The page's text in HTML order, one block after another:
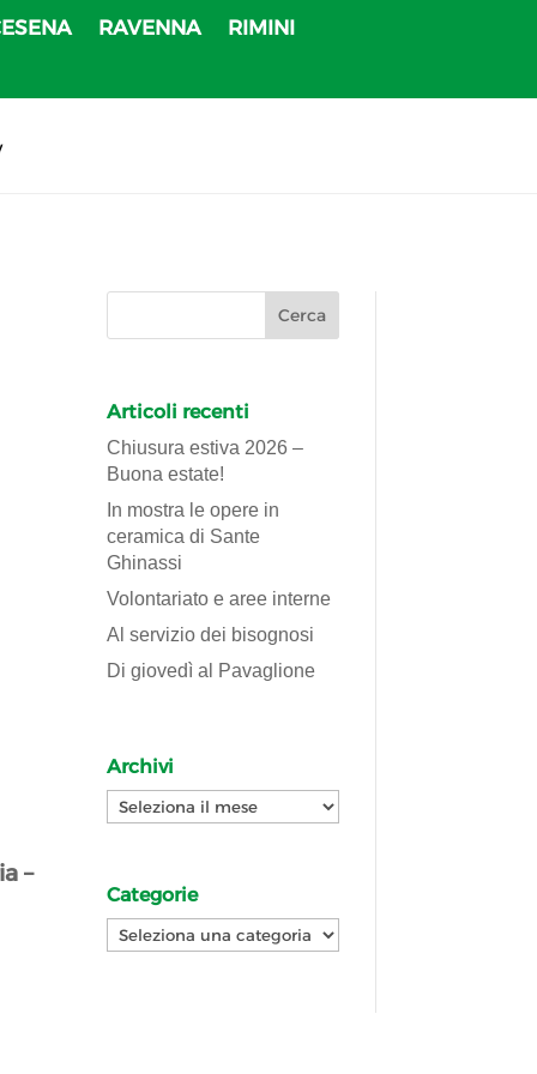
RAVENNA RIMINI
–
Articoli recenti
Chiusura estiva 2026 –
Buona estate!
In mostra le opere in
ceramica di Sante
Ghinassi
Volontariato e aree interne
Al servizio dei bisognosi
Di giovedì al Pavaglione
Archivi
Archivi
Categorie
Categorie